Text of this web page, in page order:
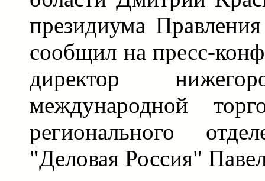
президиума
сообщил на пресс-
директор
международной
регионального
"Деловая Россия"